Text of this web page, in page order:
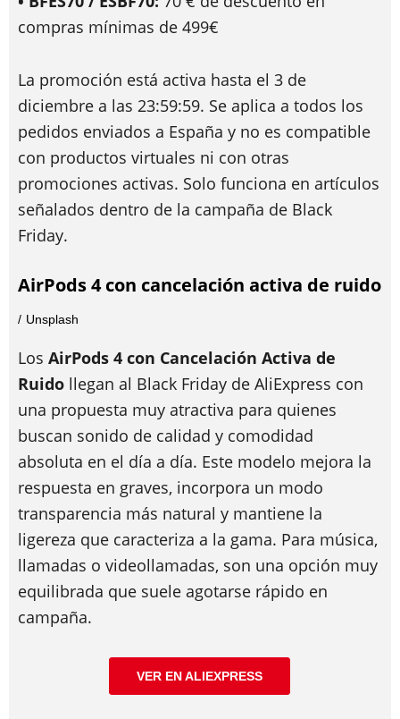
compras mínimas de 499€
La promoción está activa hasta el 3 de
diciembre a las 23:59:59. Se aplica a todos los
pedidos enviados a España y no es compatible
con productos virtuales ni con otras
promociones activas. Solo funciona en artículos
señalados dentro de la campaña de Black
Friday.
AirPods 4 con cancelación activa de ruido
Unsplash
Los AirPods 4 con Cancelación Activa de
Ruido llegan al Black Friday de AliExpress con
una propuesta muy atractiva para quienes
buscan sonido de calidad y comodidad
absoluta en el día a día. Este modelo mejora la
respuesta en graves, incorpora un modo
transparencia más natural y mantiene la
ligereza que caracteriza a la gama. Para música,
llamadas o videollamadas, son una opción muy
equilibrada que suele agotarse rápido en
campaña.
VER EN ALIEXPRESS